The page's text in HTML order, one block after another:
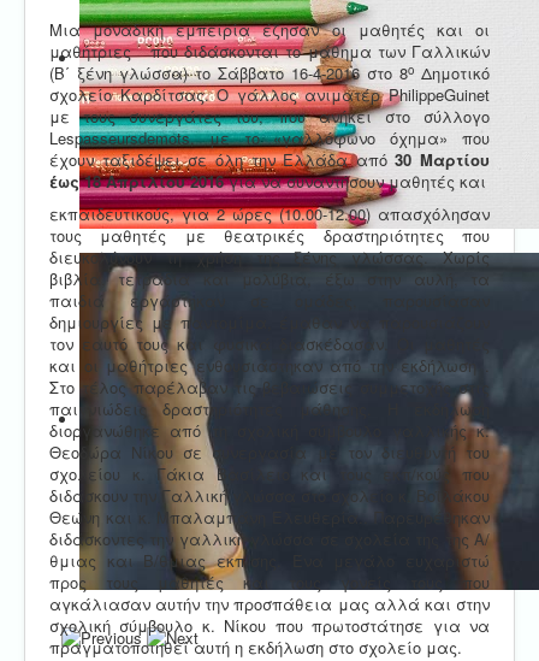
Μια μοναδική εμπειρία έζησαν οι μαθητές και οι
μαθήτριες που διδάσκονται το μάθημα των Γαλλικών
(Β΄ ξένη γλώσσα) το Σάββατο 16-4-2016 στο 8ο Δημοτικό
σχολείο Καρδίτσας. Ο γάλλος ανιματέρ PhilippeGuinet
με τους συνεργάτες του, που ανήκει στο σύλλογο
Lespasseursdemots, μετο «γαλλόφωνο όχημα» που
έχουν ταξιδέψει σε όλη την Ελλάδα από30 Μαρτίου
έως 18 Απριλίου 2016για να συναντήσουν μαθητές και
εκπαιδευτικούς,για 2 ώρες (10.00-12.00) απασχόλησαν
τους μαθητές με θεατρικές δραστηριότητες που
διευκολύνουν τη χρήση της ξένης γλώσσας. Χωρίς
βιβλία, τετράδια και μολύβια, έξω στην αυλή, τα
παιδιά εργάστηκαν σε ομάδες, παρουσίασαν
δημιουργίες με παντομίμα, έμαθαν να παρουσιάζουν
τον εαυτό τους και φυσικά διασκέδασαν. Οι μαθητές
και οι μαθήτριες ενθουσιάστηκαν από την εκδήλωση .
Στο τέλος παρέλαβαν τις βεβαιώσεις συμμετοχής στις
παιγνιώδεις δραστηριότητες μάθησης. Η εκδήλωση
διοργανώθηκε από τη σχολική σύμβουλο γαλλικής κ.
Θεοδώρα Νίκου σε συνεργασία με τον διευθυντή του
σχολείου κ. Γάκια Βασίλειο και τους εκπ/κούς που
διδάσκουν την Γαλλική γλώσσα στο σχολείο κ. Βοϊλάκου
Θεώνη και κ. Μπαλαμπάνη Ελευθερία.. Παρευρέθηκαν
διδάσκοντες την γαλλική γλώσσα σε σχολεία της της Α/
θμιας και Β/θμιας εκπ/σης. Ένα μεγάλο ευχαριστώ
προς τους μαθητές και τους γονείς τους που
αγκάλιασαν αυτήν την προσπάθεια μας αλλά και στην
σχολική σύμβουλο κ. Νίκου που πρωτοστάτησε για να
πραγματοποιηθεί αυτή η εκδήλωση στο σχολείο μας.